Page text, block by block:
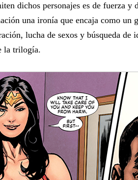
dichos personajes es de fuerza y
una ironía que encaja como un
lucha de sexos y búsqueda de
la trilogía.